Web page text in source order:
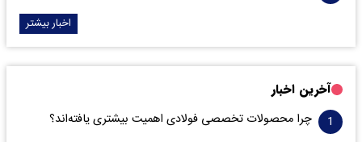
اخبار بیشتر
آخرین اخبار
چرا محصولات تخصصی فولادی اهمیت بیشتری یافته‌اند؟